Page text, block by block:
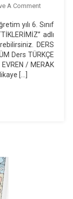
A CommentOn
“MERAK
Metni
Günlük
yılı 6. Sınıf
adlı
DERS
Ders TÜRKÇE
/ MERAK
[…]